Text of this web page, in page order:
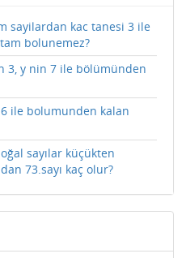
sayilardan kac tanesi 3 ile
bolunemez?
3, y nin 7 ile bölümünden
ile bolumunden kalan
sayılar küçükten
73.sayı kaç olur?